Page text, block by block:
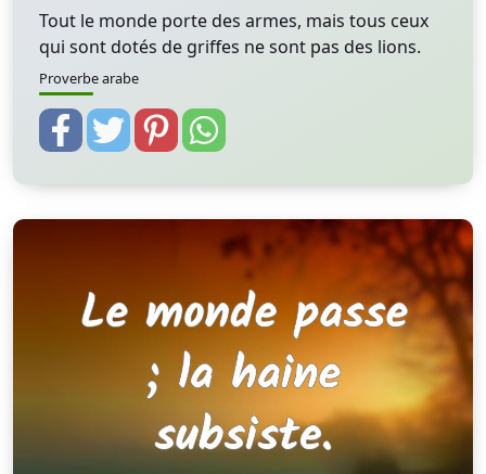
Tout le monde porte des armes, mais tous ceux
qui sont dotés de griffes ne sont pas des lions.
Proverbe arabe